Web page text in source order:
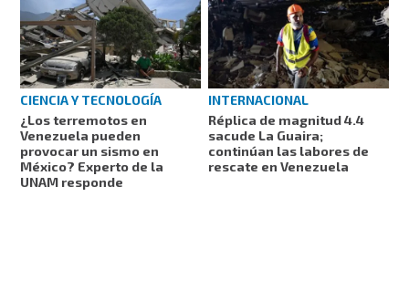
CIENCIA Y TECNOLOGÍA
¿Los terremotos en
Venezuela pueden
provocar un sismo en
México? Experto de la
UNAM responde
INTERNACIONAL
Réplica de magnitud 4.4
sacude La Guaira;
continúan las labores de
rescate en Venezuela